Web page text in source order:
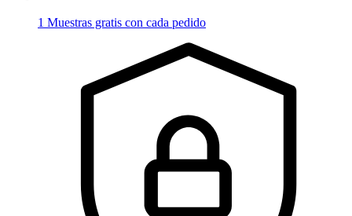
1 Muestras gratis con cada pedido